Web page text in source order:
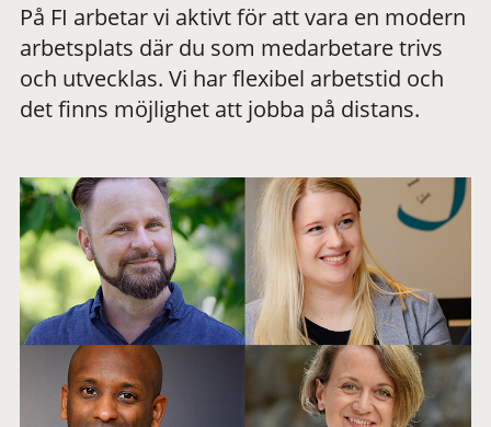
meningsfull och
flexibel
På FI arbetar vi aktivt för att vara en modern
arbetsplats där du som medarbetare trivs
och utvecklas. Vi har flexibel arbetstid och
det finns möjlighet att jobba på distans.